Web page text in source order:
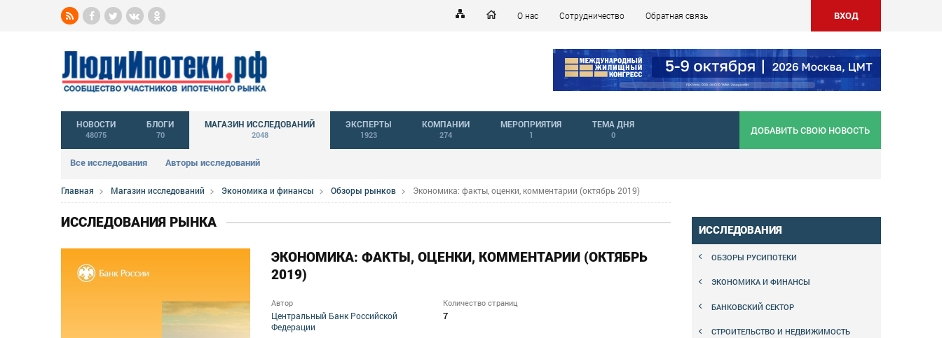
О нас Сотрудничество Обратная связь ВХОД
НОВОСТИ
48075
БЛОГИ
70
МАГАЗИН ИССЛЕДОВАНИЙ
2048
Все исследования Авторы исследований
ЭКСПЕРТЫ
1923
КОМПАНИИ
274
МЕРОПРИЯТИЯ
1
ТЕМА ДНЯ
0 ДОБАВИТЬ СВОЮ НОВОСТЬ
Главная Магазин исследований Экономика и финансы Обзоры рынков Экономика: факты, оценки, комментарии (октябрь 2019)
ИССЛЕДОВАНИЯ РЫНКА
ЭКОНОМИКА: ФАКТЫ, ОЦЕНКИ, КОММЕНТАРИИ (ОКТЯБРЬ
2019)
Автор
Центральный Банк Российской
Федерации
Количество страниц
7
ИССЛЕДОВАНИЯ
ОБЗОРЫ РУСИПОТЕКИ
ЭКОНОМИКА И ФИНАНСЫ
БАНКОВСКИЙ СЕКТОР
СТРОИТЕЛЬСТВО И НЕДВИЖИМОСТЬ